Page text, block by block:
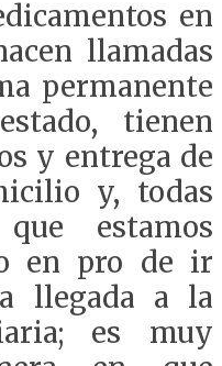
en
llamadas
permanente
tienen
y entrega de
y, todas
estamos
en pro de ir
llegada a la
es muy